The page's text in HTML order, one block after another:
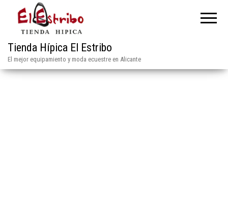
Tienda Hípica El Estribo
El mejor equipamiento y moda ecuestre en Alicante